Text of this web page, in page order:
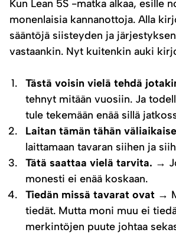
Kun Lean 5S -matka alkaa, esille
monenlaisia kannanottoja. Alla
sääntöjä siisteyden ja
vastaankin. Nyt kuitenkin auki
Tästä voisin vielä tehdä
tehnyt mitään vuosiin. Ja
tule tekemään enää sillä
Laitan tämän tähän
laittamaan tavaran siihen ja
Tätä saattaa vielä tarvita. →
monesti ei enää koskaan.
Tiedän missä tavarat ovat →
tiedät. Mutta moni muu ei
merkintöjen puute johtaa